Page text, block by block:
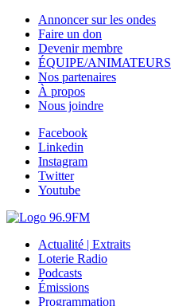
Annoncer sur les ondes
Faire un don
Devenir membre
ÉQUIPE/ANIMATEURS
Nos partenaires
À propos
Nous joindre
Facebook
Linkedin
Instagram
Twitter
Youtube
Actualité | Extraits
Loterie Radio
Podcasts
Émissions
Programmation